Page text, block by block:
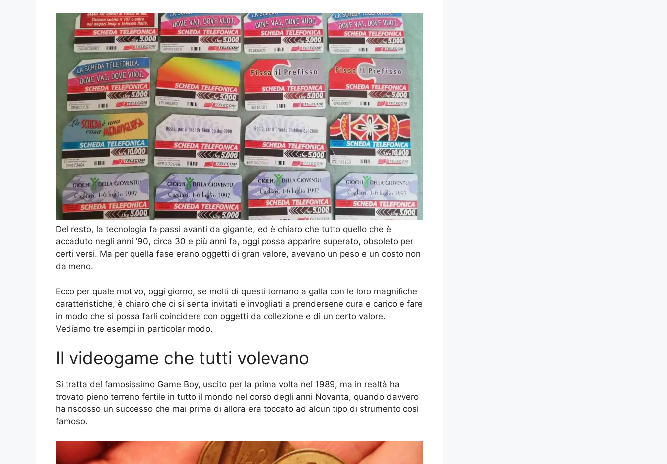
Del resto, la tecnologia fa passi avanti da gigante, ed è chiaro che tutto quello che è
accaduto negli anni ’90, circa 30 e più anni fa, oggi possa apparire superato, obsoleto per
certi versi. Ma per quella fase erano oggetti di gran valore, avevano un peso e un costo non
da meno.
Ecco per quale motivo, oggi giorno, se molti di questi tornano a galla con le loro magnifiche
caratteristiche, è chiaro che ci si senta invitati e invogliati a prendersene cura e carico e fare
in modo che si possa farli coincidere con oggetti da collezione e di un certo valore.
Vediamo tre esempi in particolar modo.
Il videogame che tutti volevano
Si tratta del famosissimo Game Boy, uscito per la prima volta nel 1989, ma in realtà ha
trovato pieno terreno fertile in tutto il mondo nel corso degli anni Novanta, quando davvero
ha riscosso un successo che mai prima di allora era toccato ad alcun tipo di strumento così
famoso.